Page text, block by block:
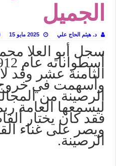
عوالم منصورة عز الدين.. حين يصبح الزمن
الطعام في الحضارة الإسلامية.. تاريخ يُقرأ
يوم شاهدت زينات صدقي على المسرح
من “عيش السرايا” إلى ذاكرة أم درمان..
الجميل
د. هيثم الحاج علي 2025 مايو 15
سجل أبو العلا
أسطواناته عام
الثامنة عشر وقد
وأسهمت في
الرصينة من
ليسمعها العامة
فقد كان يختار
ويصر على غناء
الرصينة.